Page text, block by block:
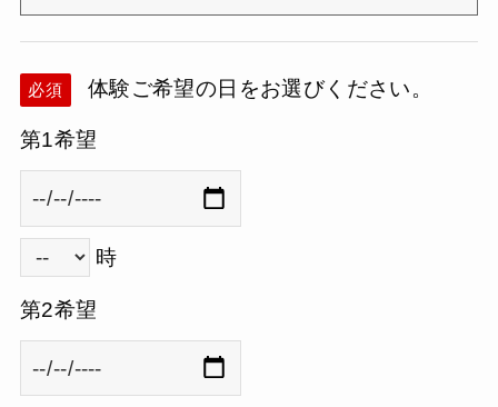
必須 体験ご希望の日をお選びください。
第1希望
時
第2希望